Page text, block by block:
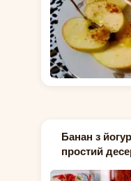
Банан з
простий